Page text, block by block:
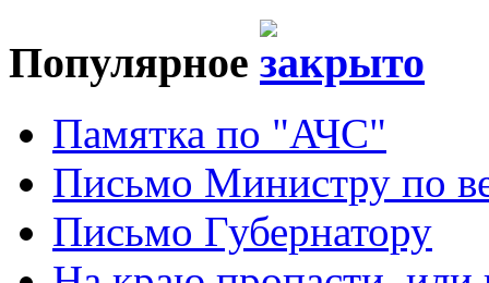
Популярное
Памятка по "АЧС"
Письмо Министру по
Письмо Губернатору